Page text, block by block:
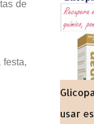
de
festa,
usar